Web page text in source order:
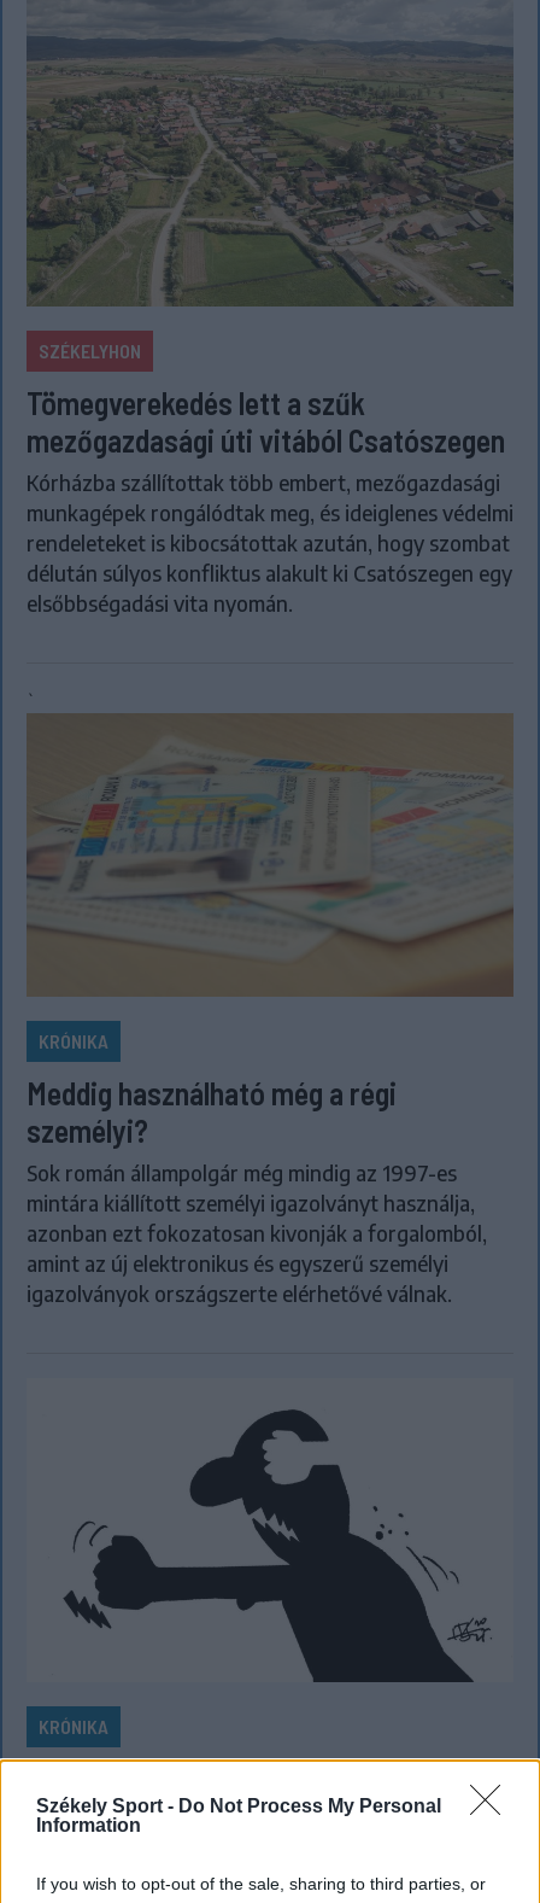
Székely Sport - Do Not Process My Personal
Information
If you wish to opt-out of the sale, sharing to third parties, or
SZÉKELYHON
Tömegverekedés lett a szűk
mezőgazdasági úti vitából Csatószegen
Kórházba szállítottak több embert, mezőgazdasági
munkagépek rongálódtak meg, és ideiglenes védelmi
rendeleteket is kibocsátottak azután, hogy szombat
délután súlyos konfliktus alakult ki Csatószegen egy
elsőbbségadási vita nyomán.
`
KRÓNIKA
Meddig használható még a régi
személyi?
Sok román állampolgár még mindig az 1997-es
mintára kiállított személyi igazolványt használja,
azonban ezt fokozatosan kivonják a forgalomból,
amint az új elektronikus és egyszerű személyi
igazolványok országszerte elérhetővé válnak.
KRÓNIKA
A Majka-ügy csak a jéghegy csúcsa, be
kellene fejezni a magyar–magyar
Életveszélyes fenyegetést kapott egy